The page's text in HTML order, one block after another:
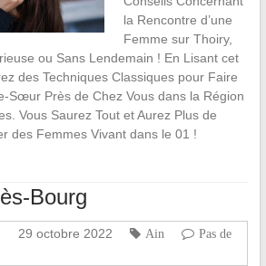
la Rencontre d’une
Femme sur Thoiry,
ou Sans Lendemain ! En Lisant cet
des Techniques Classiques pour Faire
Sœur Près de Chez Vous dans la Région
Vous Saurez Tout et Aurez Plus de
des Femmes Vivant dans le 01 !
Bourg
29 octobre 2022 Ain
Pas de